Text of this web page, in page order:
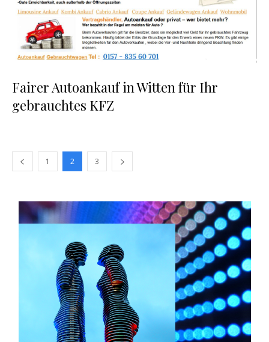
Fairer Autoankauf in Witten für Ihr
gebrauchtes KFZ
1 2 3